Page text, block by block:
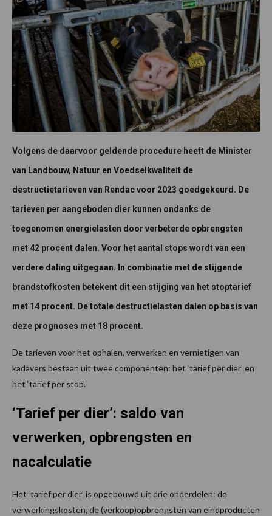
Volgens de daarvoor geldende procedure heeft de Minister
van Landbouw, Natuur en Voedselkwaliteit de
destructietarieven van Rendac voor 2023 goedgekeurd. De
tarieven per aangeboden dier kunnen ondanks de
toegenomen energielasten door verbeterde opbrengsten
met 42 procent dalen. Voor het aantal stops wordt van een
verdere daling uitgegaan. In combinatie met de stijgende
brandstofkosten betekent dit een stijging van het stoptarief
met 14 procent. De totale destructielasten dalen op basis van
deze prognoses met 18 procent.
De tarieven voor het ophalen, verwerken en vernietigen van
kadavers bestaan uit twee componenten: het ‘tarief per dier’ en
het ‘tarief per stop’.
‘Tarief per dier’: saldo van
verwerken, opbrengsten en
nacalculatie
Het ‘tarief per dier’ is opgebouwd uit drie onderdelen: de
verwerkingskosten, de (verkoop)opbrengsten van eindproducten